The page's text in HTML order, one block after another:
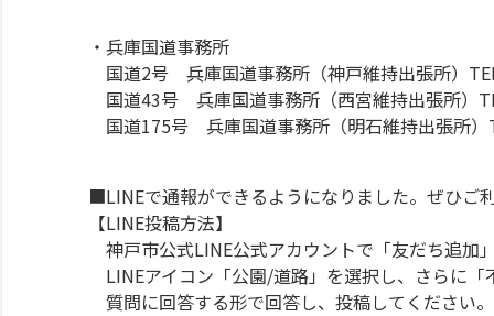
・兵庫国道事務所
国道2号 兵庫国道事務所（神戸維持出張所）
国道43号 兵庫国道事務所（西宮維持出張所）
国道175号 兵庫国道事務所（明石維持出張所）
■LINEで通報ができるようになりました。ぜひご
【LINE投稿方法】
神戸市公式LINE公式アカウントで「友だち追加
LINEアイコン「公園/道路」を選択し、さらに「
質問に回答する形で回答し、投稿してください。